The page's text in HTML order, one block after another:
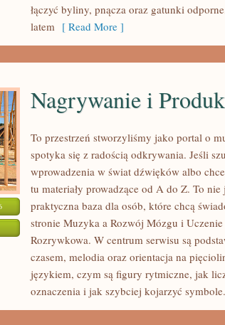
łączyć byliny, pnącza oraz gatunki
latem [ Read More ]
Nagrywanie i
To przestrzeń stworzyliśmy jako portal o
spotyka się z radością odkrywania. Jeśli
wprowadzenia w świat dźwięków albo
tu materiały prowadzące od A do Z. To
praktyczna baza dla osób, które chcą
stronie Muzyka a Rozwój Mózgu i
Rozrywkowa. W centrum serwisu są
czasem, melodia oraz orientacja na
językiem, czym są figury rytmiczne, jak
oznaczenia i jak szybciej kojarzyć